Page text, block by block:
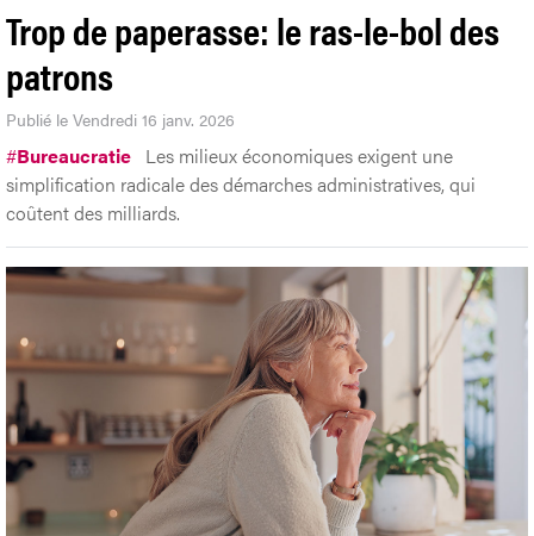
Trop de paperasse: le ras-le-bol des
patrons
Publié le Vendredi 16 janv. 2026
#Bureaucratie Les milieux économiques exigent une
simplification radicale des démarches administratives, qui
coûtent des milliards.